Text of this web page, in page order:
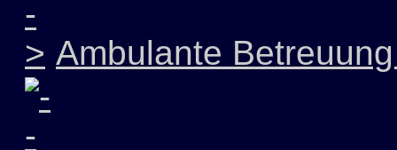
Ambulante